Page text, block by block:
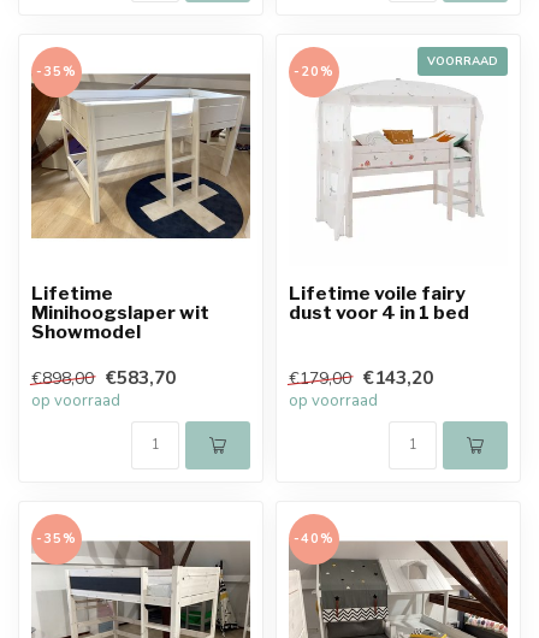
-35%
Lifetime
Minihoogslaper wit
Showmodel
€898,00 €583,70
op voorraad
VOORRAAD
-20%
Lifetime voile fairy
dust voor 4 in 1 bed
€179,00 €143,20
op voorraad
-35% -40%